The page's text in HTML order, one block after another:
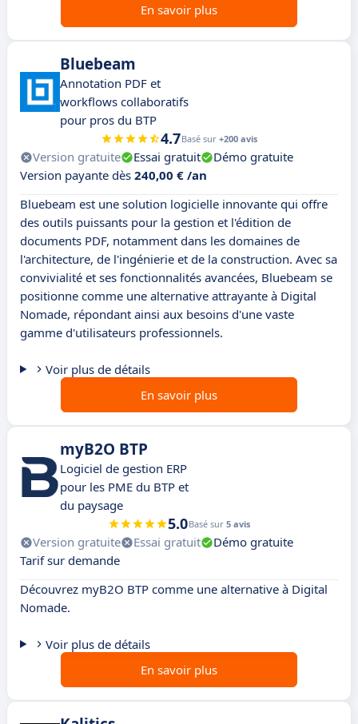
En savoir plus
Bluebeam
Annotation PDF et
workflows collaboratifs
pour pros du BTP
4.7Basé sur +200 avis
Version gratuite Essai gratuit
Démo gratuite
Version payante dès 240,00 € /an
Bluebeam est une solution logicielle innovante qui offre
des outils puissants pour la gestion et l'édition de
documents PDF, notamment dans les domaines de
l'architecture, de l'ingénierie et de la construction. Avec sa
convivialité et ses fonctionnalités avancées, Bluebeam se
positionne comme une alternative attrayante à Digital
Nomade, répondant ainsi aux besoins d'une vaste
gamme d'utilisateurs professionnels.
Voir plus de détails
En savoir plus
myB2O BTP
Logiciel de gestion ERP
pour les PME du BTP et
du paysage
5.0Basé sur 5 avis
Version gratuite Essai gratuit
Démo gratuite
Tarif sur demande
Découvrez myB2O BTP comme une alternative à Digital
Nomade.
Voir plus de détails
En savoir plus